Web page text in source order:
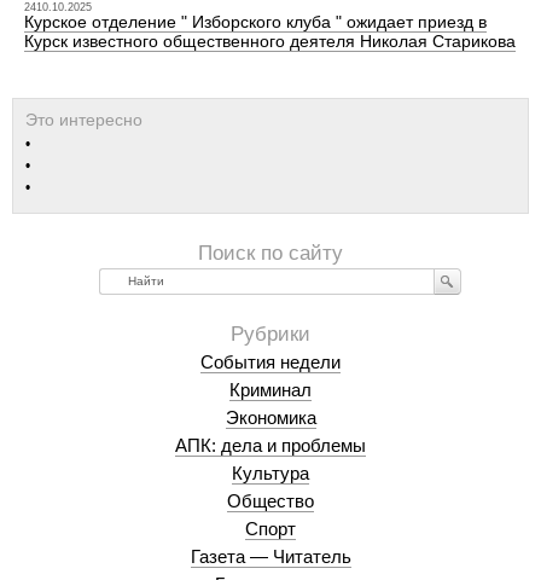
2410.10.2025
Курское отделение " Изборского клуба " ожидает приезд в
Курск известного общественного деятеля Николая Старикова
Найти
События недели
Криминал
Экономика
АПК: дела и проблемы
Культура
Общество
Спорт
Газета — Читатель